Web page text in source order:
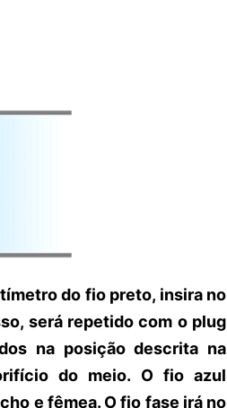
do fio preto, insira no
será repetido com o plug
na posição descrita na
do meio. O fio azul
e fêmea. O fio fase irá no